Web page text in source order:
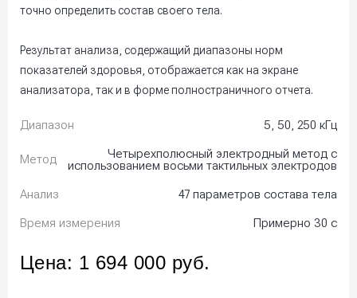
точно определить состав своего тела.
Результат анализа, содержащий диапазоны норм
показателей здоровья, отображается как на экране
анализатора, так и в форме полностраничного отчета.
Диапазон 5, 50, 250 кГц
Метод
Четырехполюсный электродный метод с
использованием восьми тактильных электродов
Анализ
47 параметров состава тела
Время измерения
Примерно 30 с
Цена: 1 694 000 руб.